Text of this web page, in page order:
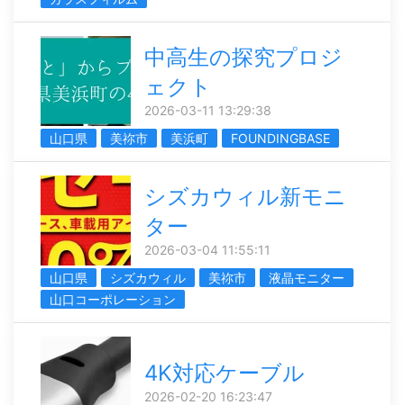
中高生の探究プロジ
ェクト
2026-03-11 13:29:38
山口県
美祢市 美浜町 FOUNDINGBASE
シズカウィル新モニ
ター
2026-03-04 11:55:11
山口県
シズカウィル 美祢市
液晶モニター
山口コーポレーション
4K対応ケーブル
2026-02-20 16:23:47